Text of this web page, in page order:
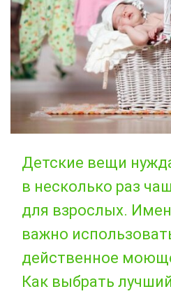
Детские вещи
в несколько раз
для взрослых.
важно
действенное
Как выбрать